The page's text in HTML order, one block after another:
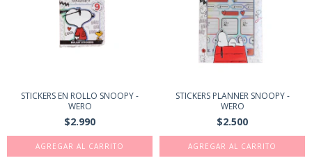
STICKERS EN ROLLO SNOOPY -
WERO
$2.990
STICKERS PLANNER SNOOPY -
WERO
$2.500